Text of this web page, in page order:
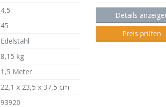
Details
Preis prüfen
4,5
45
Edelstahl
8,15 kg
1,5 Meter
22,1 x 23,5 x 37,5 cm
93920